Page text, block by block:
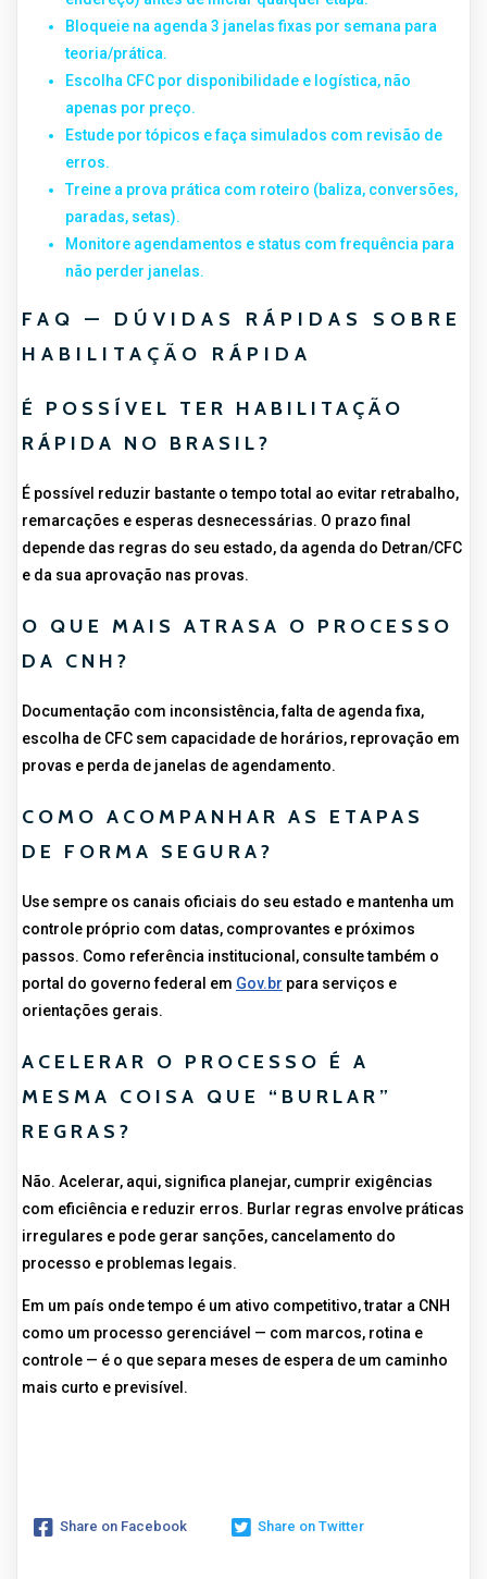
Bloqueie na agenda 3 janelas fixas por semana para
teoria/prática.
Escolha CFC por disponibilidade e logística, não
apenas por preço.
Estude por tópicos e faça simulados com revisão de
erros.
Treine a prova prática com roteiro (baliza, conversões,
paradas, setas).
Monitore agendamentos e status com frequência para
não perder janelas.
FAQ — DÚVIDAS RÁPIDAS SOBRE
HABILITAÇÃO RÁPIDA
É POSSÍVEL TER HABILITAÇÃO
RÁPIDA NO BRASIL?
É possível reduzir bastante o tempo total ao evitar retrabalho,
remarcações e esperas desnecessárias. O prazo final
depende das regras do seu estado, da agenda do Detran/CFC
e da sua aprovação nas provas.
O QUE MAIS ATRASA O PROCESSO
DA CNH?
Documentação com inconsistência, falta de agenda fixa,
escolha de CFC sem capacidade de horários, reprovação em
provas e perda de janelas de agendamento.
COMO ACOMPANHAR AS ETAPAS
DE FORMA SEGURA?
Use sempre os canais oficiais do seu estado e mantenha um
controle próprio com datas, comprovantes e próximos
passos. Como referência institucional, consulte também o
portal do governo federal em Gov.br para serviços e
orientações gerais.
ACELERAR O PROCESSO É A
MESMA COISA QUE “BURLAR”
REGRAS?
Não. Acelerar, aqui, significa planejar, cumprir exigências
com eficiência e reduzir erros. Burlar regras envolve práticas
irregulares e pode gerar sanções, cancelamento do
processo e problemas legais.
Em um país onde tempo é um ativo competitivo, tratar a CNH
como um processo gerenciável — com marcos, rotina e
controle — é o que separa meses de espera de um caminho
mais curto e previsível.
Share on Facebook Share on Twitter